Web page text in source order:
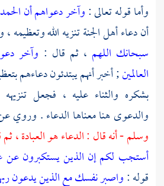
وأما قوله تعالى :وآخر دعواهم أن
أن دعاء أهل الجنة تنزيه الله وتعظيمه
سبحانك اللهم ، ثم قال : وآخر
العالمين; أخبر أنهم يبتدئون دعاءهم
بشكره والثناء عليه ، فجعل
والدعوى هنا معناها الدعاء . وروي
وسلم - أنه قال : الدعاء هو العبادة ،
أستجب لكم إن الذين يستكبرون عن
قوله :واصبر نفسك مع الذين يدعون